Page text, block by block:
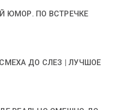
ЮМОР. ПО ВСТРЕЧКЕ
ДО СЛЕЗ | ЛУЧШОЕ